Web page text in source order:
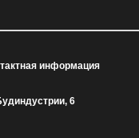
информация
6